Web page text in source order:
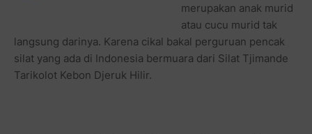
merupakan anak murid
atau cucu murid tak
langsung darinya. Karena cikal bakal perguruan pencak
silat yang ada di Indonesia bermuara dari Silat Tjimande
Tarikolot Kebon Djeruk Hilir.